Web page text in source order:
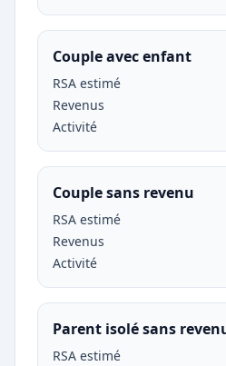
Couple avec enfant
RSA estimé
Revenus
Activité
Couple sans revenu
RSA estimé
Revenus
Activité
Parent isolé sans
RSA estimé